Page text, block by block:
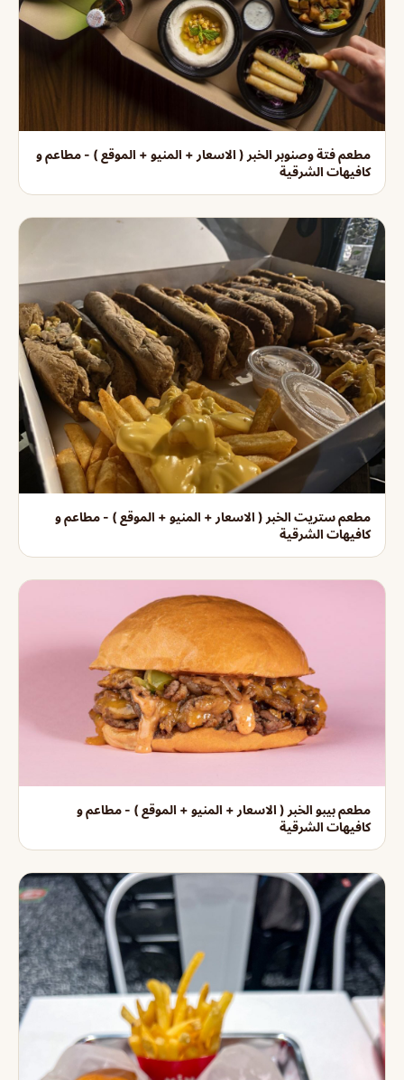
مطعم فتة وصنوبر الخبر ( الاسعار + المنيو + الموقع ) - مطاعم و
كافيهات الشرقية
مطعم ستريت الخبر ( الاسعار + المنيو + الموقع ) - مطاعم و
كافيهات الشرقية
مطعم بيبو الخبر ( الاسعار + المنيو + الموقع ) - مطاعم و
كافيهات الشرقية